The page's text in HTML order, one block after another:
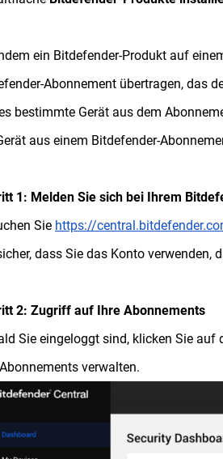
ein Bitdefender-Produkt auf
Abonnement übertragen, das
bestimmte Gerät aus dem
aus einem Bitdefender-
1: Melden Sie sich bei Ihrem
Sie https://
dass Sie das Konto verwenden,
2: Zugriff auf Ihre Abonnements
Sie eingeloggt sind, klicken Sie auf
verwalten.